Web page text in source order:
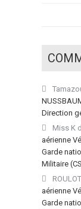
Direction
Miss K
aérienne
Garde
Militaire
ROULOT
aérienne
Garde